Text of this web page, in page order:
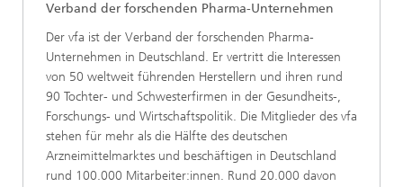
Verband der forschenden Pharma-Unternehmen
Der vfa ist der Verband der forschenden Pharma-
Unternehmen in Deutschland. Er vertritt die Interessen
von 50 weltweit führenden Herstellern und ihren rund
90 Tochter- und Schwesterfirmen in der Gesundheits-,
Forschungs- und Wirtschaftspolitik. Die Mitglieder des vfa
stehen für mehr als die Hälfte des deutschen
Arzneimittelmarktes und beschäftigen in Deutschland
rund 100.000 Mitarbeiter:innen. Rund 20.000 davon